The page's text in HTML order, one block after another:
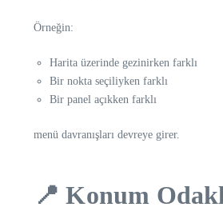
Örneğin:
Harita üzerinde gezinirken farklı
Bir nokta seçiliyken farklı
Bir panel açıkken farklı
menü davranışları devreye girer.
📍 Konum